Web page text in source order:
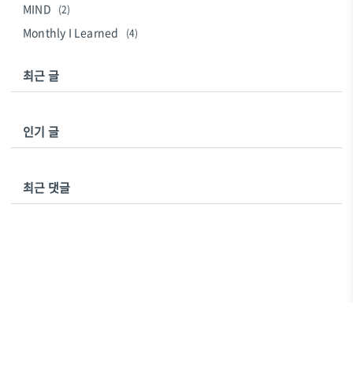
MIND (2)
Monthly I Learned (4)
최근 글
인기 글
최근 댓글